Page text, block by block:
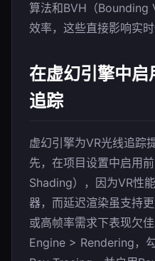
算法和BVH（Bounding
效率，这些直接影响实时
在虚幻引擎中
追踪
虚幻引擎为VR光线追踪
先，在项目设置中启用
Shading），因为VR性
器，而延迟渲染虽支持
或高帧率需求下表现欠
Engine > Rendering，